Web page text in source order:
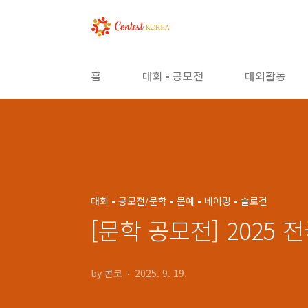
홈 대회 • 공모전 대외활동
대회 • 공모전/문학 • 문예 • 네이밍 • 슬로건
[문학 공모전] 2025
by 콘코 2025. 9. 19.